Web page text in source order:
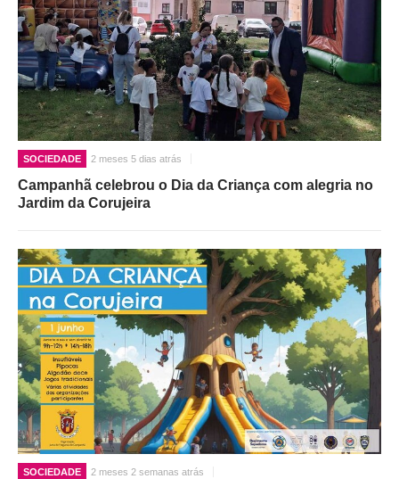
SOCIEDADE 2 meses 5 dias atrás
Campanhã celebrou o Dia da Criança com alegria no
Jardim da Corujeira
SOCIEDADE 2 meses 2 semanas atrás